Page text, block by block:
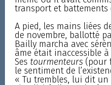
transport et battements
A pied, les mains liées
de novembre, ballotté
Bailly marcha avec
âme était inaccessible
Ses tourmenteurs(pour
le sentiment de
« Tu trembles, lui dit un